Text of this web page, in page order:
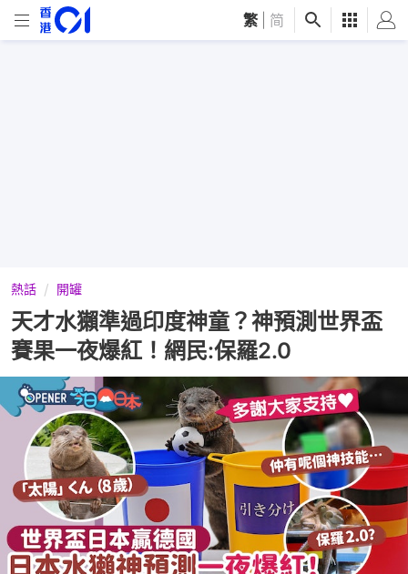
繁 简
熱話 開罐
天才水獺準過印度神童？神預測世界盃
賽果一夜爆紅！網民:保羅2.0